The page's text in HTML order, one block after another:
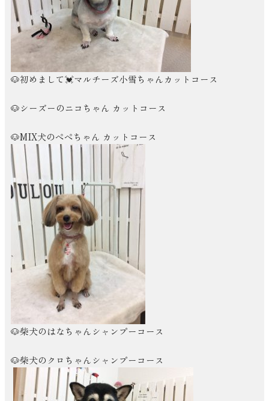
🐶初めまして💓マルチーズ小雪ちゃんカットコース
🐶シーズーのニコちゃん カットコース
🐶MIX犬のぺぺちゃん カットコース
🐶柴犬のはなちゃんシャンプーコース
🐶柴犬のクロちゃんシャンプーコース